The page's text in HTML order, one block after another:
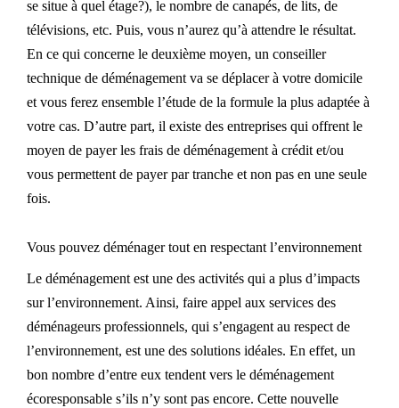
se situe à quel étage?), le nombre de canapés, de lits, de
télévisions, etc. Puis, vous n’aurez qu’à attendre le résultat.
En ce qui concerne le deuxième moyen, un conseiller
technique de déménagement va se déplacer à votre domicile
et vous ferez ensemble l’étude de la formule la plus adaptée à
votre cas. D’autre part, il existe des entreprises qui offrent le
moyen de payer les frais de déménagement à crédit et/ou
vous permettent de payer par tranche et non pas en une seule
fois.
Vous pouvez déménager tout en respectant l’environnement
Le déménagement est une des activités qui a plus d’impacts
sur l’environnement. Ainsi, faire appel aux services des
déménageurs professionnels, qui s’engagent au respect de
l’environnement, est une des solutions idéales. En effet, un
bon nombre d’entre eux tendent vers le déménagement
écoresponsable s’ils n’y sont pas encore. Cette nouvelle